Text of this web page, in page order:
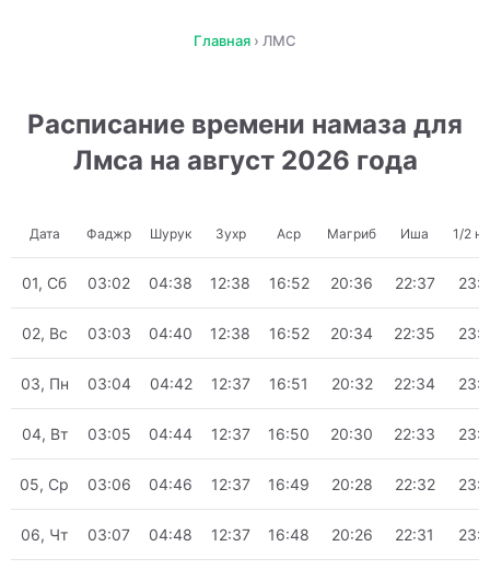
Главная › ЛМС
Расписание времени намаза для
Лмса на август 2026 года
Дата Фаджр Шурук Зухр Аср Магриб Иша 1/2
01, Сб 03:02 04:38 12:38 16:52 20:36 22:37
02, Вс 03:03 04:40 12:38 16:52 20:34 22:35
03, Пн 03:04 04:42 12:37 16:51 20:32 22:34
04, Вт 03:05 04:44 12:37 16:50 20:30 22:33
05, Ср 03:06 04:46 12:37 16:49 20:28 22:32
06, Чт 03:07 04:48 12:37 16:48 20:26 22:31